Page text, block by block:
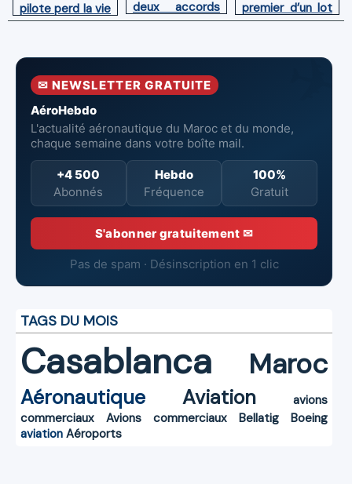
pilote perd la vie
en combat
incendie
deux accords
avec l'OACI
la surveillance
aériennes.
premier d’un lot
de six Boeing
neufs à Royal Air
✉ NEWSLETTER GRATUITE
AéroHebdo
L'actualité aéronautique du Maroc et du monde,
chaque semaine dans votre boîte mail.
+4 500
Abonnés
Hebdo
Fréquence
100%
Gratuit
S'abonner gratuitement ✉
Pas de spam · Désinscription en 1 clic
TAGS DU MOIS
Casablanca Maroc
Aéronautique Aviation
avions
commerciaux
Avions commerciaux Bellatig
Boeing
aviation Aéroports